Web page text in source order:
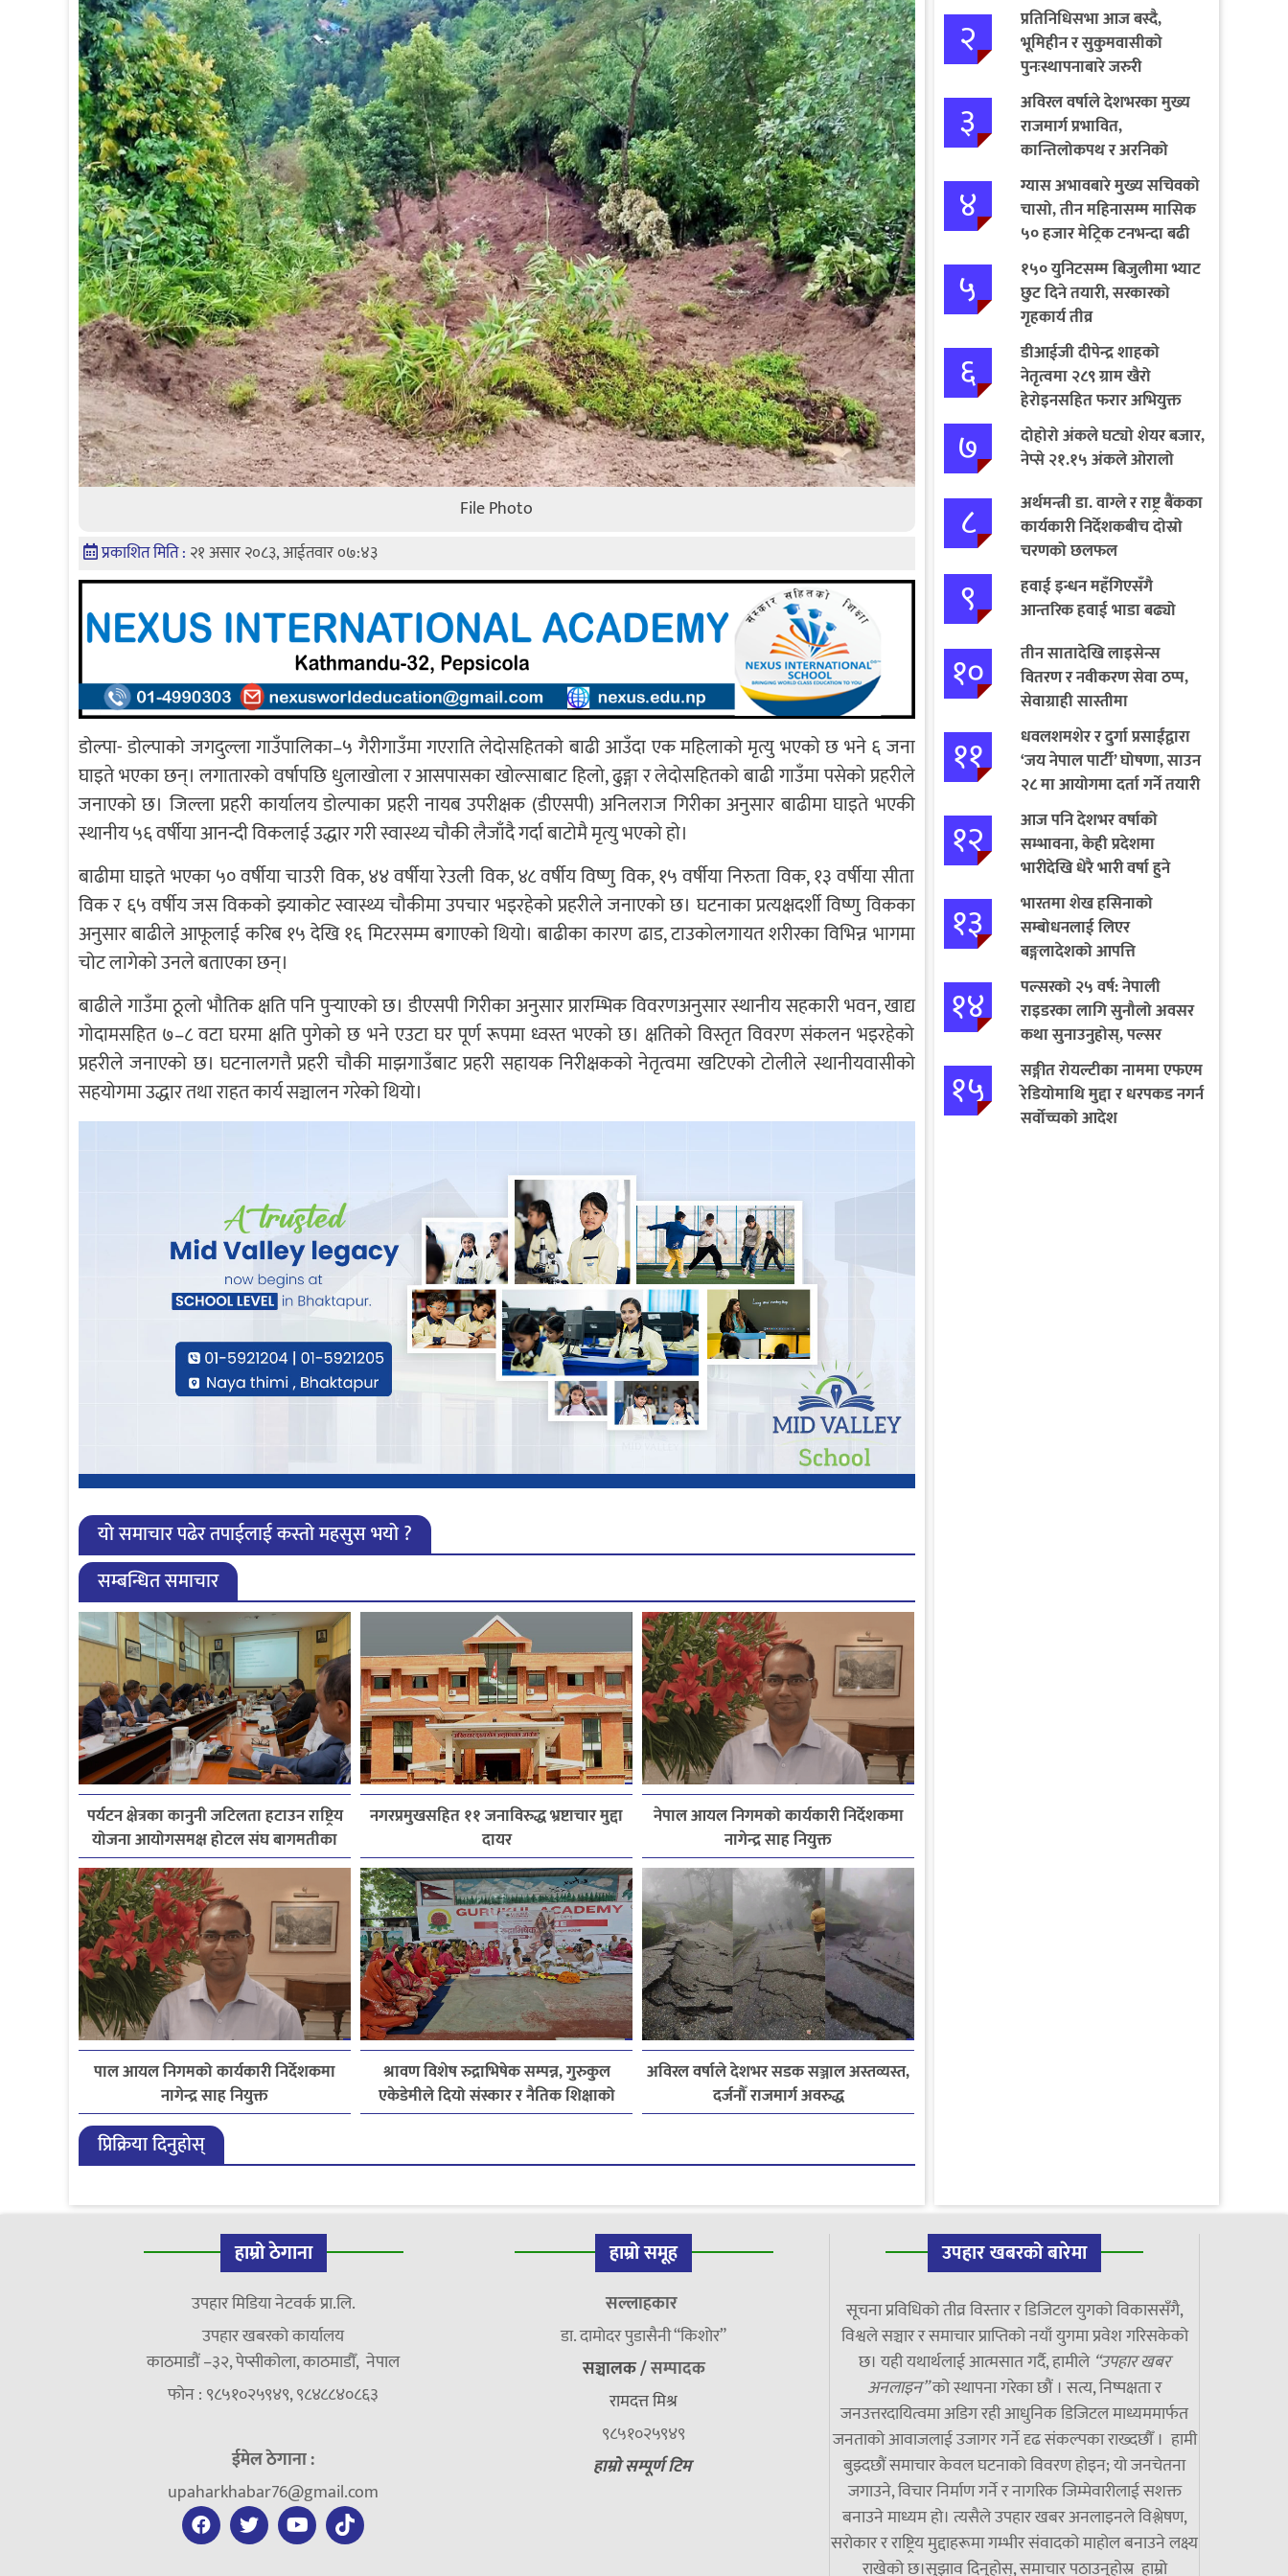
File Photo
प्रकाशित मिति : २१ असार २०८३, आईतवार ०७:४३
डोल्पा- डोल्पाको जगदुल्ला गाउँपालिका–५ गैरीगाउँमा गएराति लेदोसहितको बाढी आउँदा एक महिलाको मृत्यु भएको छ भने ६ जना
घाइते भएका छन्। लगातारको वर्षापछि धुलाखोला र आसपासका खोल्साबाट हिलो, ढुङ्गा र लेदोसहितको बाढी गाउँमा पसेको प्रहरीले
जनाएको छ। जिल्ला प्रहरी कार्यालय डोल्पाका प्रहरी नायब उपरीक्षक (डीएसपी) अनिलराज गिरीका अनुसार बाढीमा घाइते भएकी
स्थानीय ५६ वर्षीया आनन्दी विकलाई उद्धार गरी स्वास्थ्य चौकी लैजाँदै गर्दा बाटोमै मृत्यु भएको हो।
बाढीमा घाइते भएका ५० वर्षीया चाउरी विक, ४४ वर्षीया रेउली विक, ४८ वर्षीय विष्णु विक, १५ वर्षीया निरुता विक, १३ वर्षीया सीता
विक र ६५ वर्षीय जस विकको झ्याकोट स्वास्थ्य चौकीमा उपचार भइरहेको प्रहरीले जनाएको छ। घटनाका प्रत्यक्षदर्शी विष्णु विकका
अनुसार बाढीले आफूलाई करिब १५ देखि १६ मिटरसम्म बगाएको थियो। बाढीका कारण ढाड, टाउकोलगायत शरीरका विभिन्न भागमा
चोट लागेको उनले बताएका छन्।
बाढीले गाउँमा ठूलो भौतिक क्षति पनि पुर्‍याएको छ। डीएसपी गिरीका अनुसार प्रारम्भिक विवरणअनुसार स्थानीय सहकारी भवन, खाद्य
गोदामसहित ७–८ वटा घरमा क्षति पुगेको छ भने एउटा घर पूर्ण रूपमा ध्वस्त भएको छ। क्षतिको विस्तृत विवरण संकलन भइरहेको
प्रहरीले जनाएको छ। घटनालगत्तै प्रहरी चौकी माझगाउँबाट प्रहरी सहायक निरीक्षकको नेतृत्वमा खटिएको टोलीले स्थानीयवासीको
सहयोगमा उद्धार तथा राहत कार्य सञ्चालन गरेको थियो।
यो समाचार पढेर तपाईलाई कस्तो महसुस भयो ?
सम्बन्धित समाचार
पर्यटन क्षेत्रका कानुनी जटिलता हटाउन राष्ट्रिय
योजना आयोगसमक्ष होटल संघ बागमतीका
पाँचबुँदे माग
नगरप्रमुखसहित ११ जनाविरुद्ध भ्रष्टाचार मुद्दा
दायर
नेपाल आयल निगमको कार्यकारी निर्देशकमा
नागेन्द्र साह नियुक्त
पाल आयल निगमको कार्यकारी निर्देशकमा
नागेन्द्र साह नियुक्त
श्रावण विशेष रुद्राभिषेक सम्पन्न, गुरुकुल
एकेडेमीले दियो संस्कार र नैतिक शिक्षाको
सन्देश
अविरल वर्षाले देशभर सडक सञ्जाल अस्तव्यस्त,
दर्जनौँ राजमार्ग अवरुद्ध
प्रिक्रिया दिनुहोस्
२
प्रतिनिधिसभा आज बस्दै,
भूमिहीन र सुकुमवासीको
पुनःस्थापनाबारे जरुरी
प्रस्तावमाथि छलफल हुने
३
अविरल वर्षाले देशभरका मुख्य
राजमार्ग प्रभावित,
कान्तिलोकपथ र अरनिको
राजमार्ग पूर्ण अवरुद्ध
४
ग्यास अभावबारे मुख्य सचिवको
चासो, तीन महिनासम्म मासिक
५० हजार मेट्रिक टनभन्दा बढी
आयात गर्ने निर्णय
५
१५० युनिटसम्म बिजुलीमा भ्याट
छुट दिने तयारी, सरकारको
गृहकार्य तीव्र
६
डीआईजी दीपेन्द्र शाहको
नेतृत्वमा २८९ ग्राम खैरो
हेरोइनसहित फरार अभियुक्त
पक्राउ
७
दोहोरो अंकले घट्यो शेयर बजार,
नेप्से २१.१५ अंकले ओरालो
८
अर्थमन्त्री डा. वाग्ले र राष्ट्र बैंकका
कार्यकारी निर्देशकबीच दोस्रो
चरणको छलफल
९
हवाई इन्धन महँगिएसँगै
आन्तरिक हवाई भाडा बढ्यो
१०
तीन सातादेखि लाइसेन्स
वितरण र नवीकरण सेवा ठप्प,
सेवाग्राही सास्तीमा
११
धवलशमशेर र दुर्गा प्रसाईंद्वारा
‘जय नेपाल पार्टी’ घोषणा, साउन
२८ मा आयोगमा दर्ता गर्ने तयारी
१२
आज पनि देशभर वर्षाको
सम्भावना, केही प्रदेशमा
भारीदेखि धेरै भारी वर्षा हुने
चेतावनी
१३
भारतमा शेख हसिनाको
सम्बोधनलाई लिएर
बङ्गलादेशको आपत्ति
१४
पल्सरको २५ वर्ष: नेपाली
राइडरका लागि सुनौलो अवसर
कथा सुनाउनुहोस्, पल्सर
जित्नुहोस्
१५
सङ्गीत रोयल्टीका नाममा एफएम
रेडियोमाथि मुद्दा र धरपकड नगर्न
सर्वोच्चको आदेश
हाम्रो ठेगाना
उपहार मिडिया नेटवर्क प्रा.लि.
उपहार खबरको कार्यालय
काठमाडौं –३२, पेप्सीकोला, काठमाडौँ, नेपाल
फोन : ९८५१०२५९४९, ९८४८८४०८६३
ईमेल ठेगाना :
upaharkhabar76@gmail.com
हाम्रो समूह
सल्लाहकार
डा. दामाेदर पुडासैनी “किशाेर”
सञ्चालक /सम्पादक
रामदत्त मिश्र
९८५१०२५९४९
हाम्रो सम्पूर्ण टिम
उपहार खबरको बारेमा
सूचना प्रविधिको तीव्र विस्तार र डिजिटल युगको विकाससँगै,
विश्वले सञ्चार र समाचार प्राप्तिको नयाँ युगमा प्रवेश गरिसकेको
छ। यही यथार्थलाई आत्मसात गर्दै, हामीले “उपहार खबर
अनलाइन”को स्थापना गरेका छौं । सत्य, निष्पक्षता र
जनउत्तरदायित्वमा अडिग रही आधुनिक डिजिटल माध्यममार्फत
जनताको आवाजलाई उजागर गर्ने दृढ संकल्पका राख्दछौँ । हामी
बुझ्दछौं समाचार केवल घटनाको विवरण होइन; यो जनचेतना
जगाउने, विचार निर्माण गर्ने र नागरिक जिम्मेवारीलाई सशक्त
बनाउने माध्यम हो। त्यसैले उपहार खबर अनलाइनले विश्लेषण,
सरोकार र राष्ट्रिय मुद्दाहरूमा गम्भीर संवादको माहोल बनाउने लक्ष्य
राखेको छ।सुझाव दिनुहोस्, समाचार पठाउनुहोस्र हाम्रो